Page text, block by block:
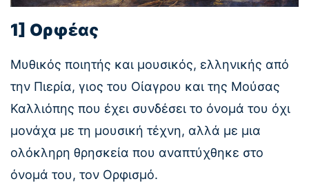
1] Ορφέας
Μυθικός ποιητής και μουσικός, ελληνικής από
την Πιερία, γιος του Οίαγρου και της Μούσας
Καλλιόπης που έχει συνδέσει το όνομά του όχι
μονάχα με τη μουσική τέχνη, αλλά με μια
ολόκληρη θρησκεία που αναπτύχθηκε στο
όνομά του, τον Ορφισμό.